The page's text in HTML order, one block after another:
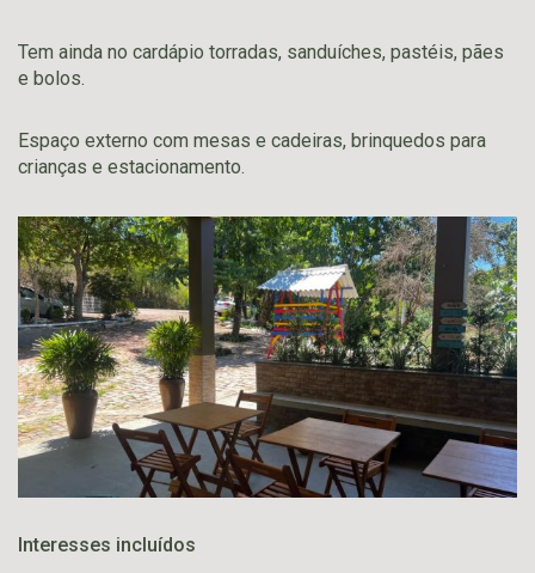
Tem ainda no cardápio torradas, sanduíches, pastéis, pães
e bolos.
Espaço externo com mesas e cadeiras, brinquedos para
crianças e estacionamento.
Interesses incluídos